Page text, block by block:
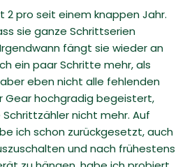
2 pro seit einem knappen Jahr.
sie ganze Schrittserien
fängt sie wieder an
ein paar Schritte mehr, als
eben nicht alle fehlenden
Gear hochgradig begeistert,
nicht mehr. Auf
ich schon zurückgesetzt, auch
und nach frühestens